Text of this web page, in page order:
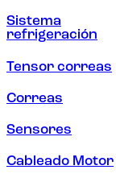
Sistema
refrigeración
Tensor correas
Correas
Sensores
Cableado Motor